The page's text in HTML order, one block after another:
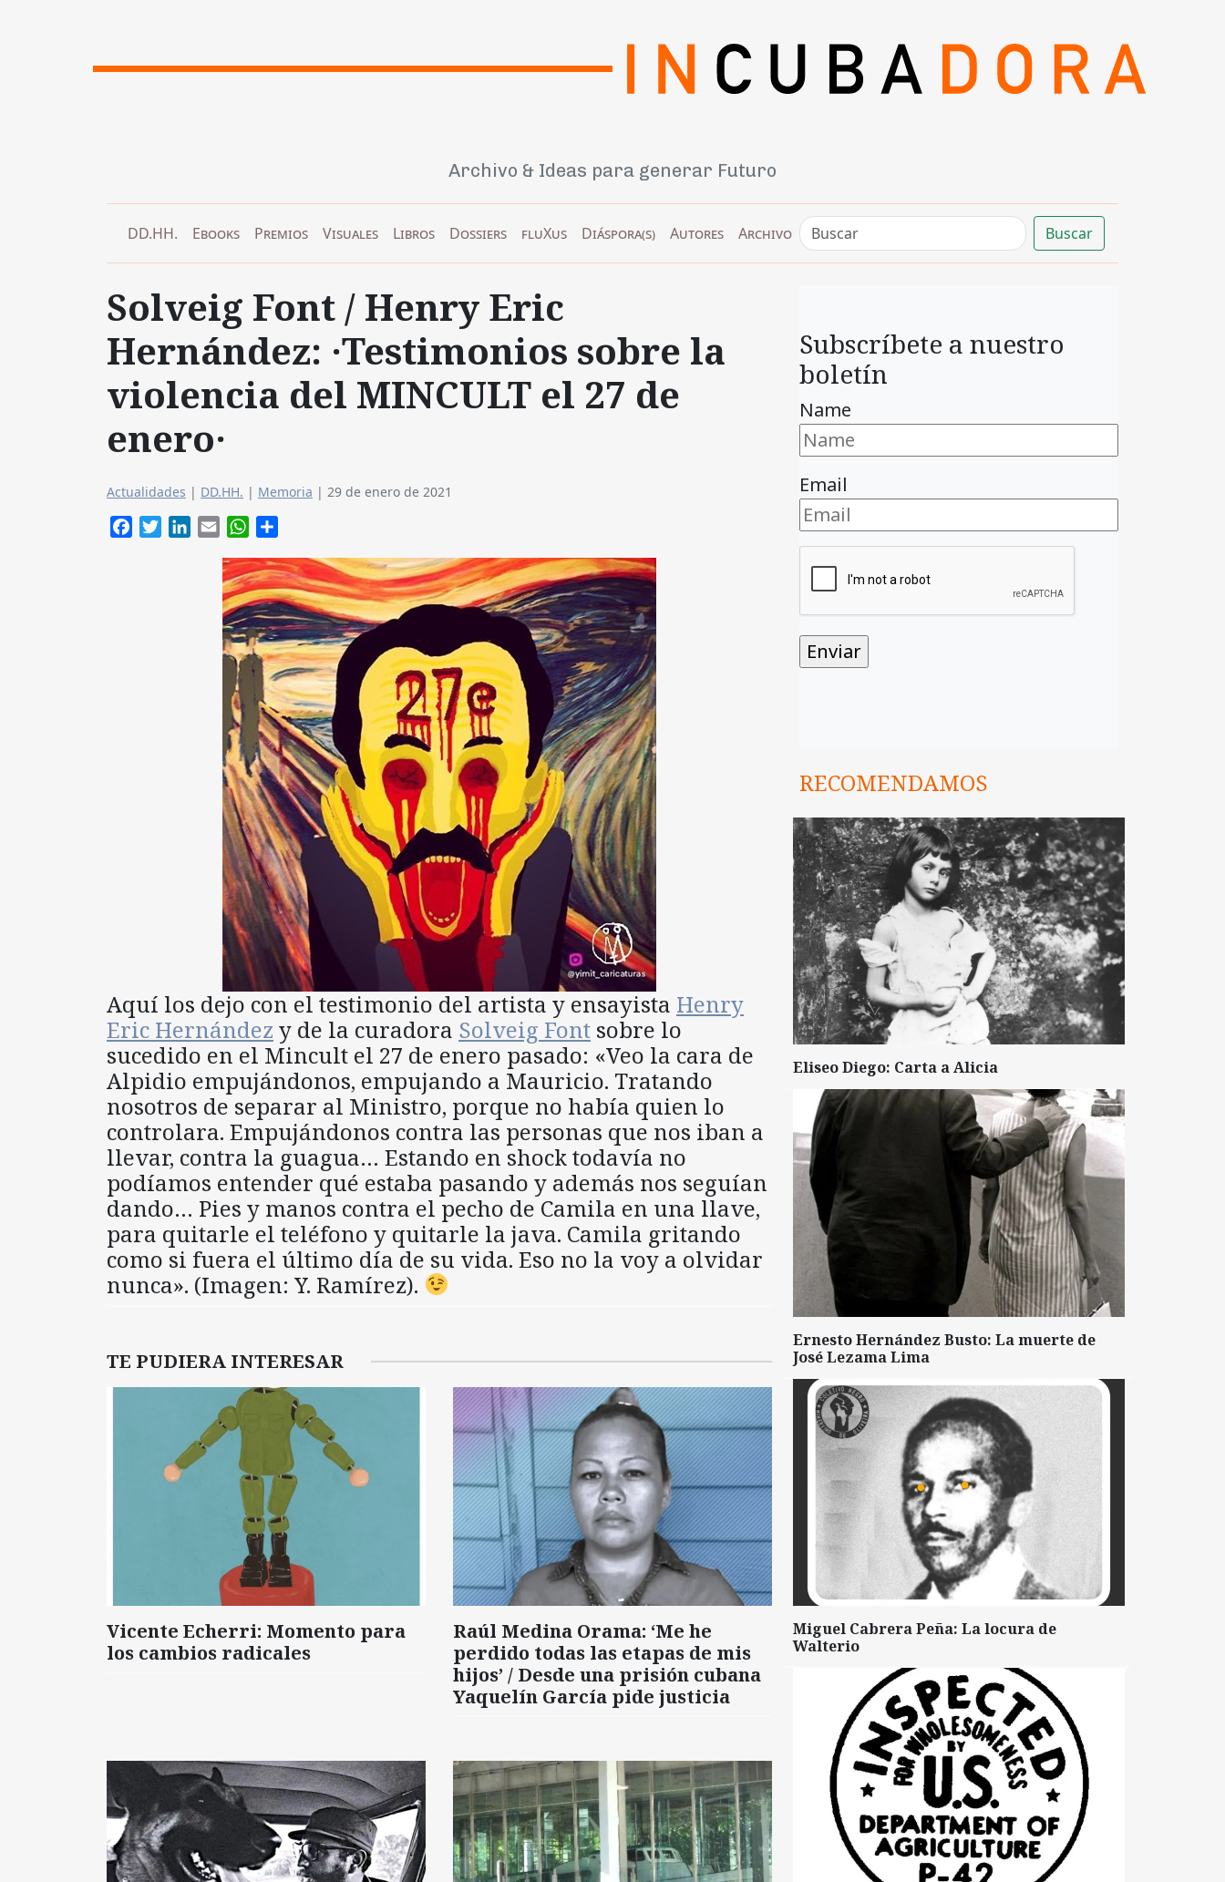
Archivo & Ideas para generar Futuro
DD.HH. Ebooks Premios Visuales Libros Dossiers fluXus Diáspora(s) Autores Archivo Buscar
Solveig Font / Henry Eric
Hernández: ·Testimonios sobre la
violencia del MINCULT el 27 de
enero·
Actualidades | DD.HH. | Memoria | 29 de enero de 2021
FacebookTwitterLinkedIn
Email WhatsApp
Aquí los dejo con el testimonio del artista y ensayista Henry
Eric Hernández y de la curadora Solveig Font sobre lo
sucedido en el Mincult el 27 de enero pasado: «Veo la cara de
Alpidio empujándonos, empujando a Mauricio. Tratando
nosotros de separar al Ministro, porque no había quien lo
controlara. Empujándonos contra las personas que nos iban a
llevar, contra la guagua… Estando en shock todavía no
podíamos entender qué estaba pasando y además nos seguían
dando… Pies y manos contra el pecho de Camila en una llave,
para quitarle el teléfono y quitarle la java. Camila gritando
como si fuera el último día de su vida. Eso no la voy a olvidar
nunca». (Imagen: Y. Ramírez).
TE PUDIERA INTERESAR
Vicente Echerri: Momento para
los cambios radicales
Raúl Medina Orama: ‘Me he
perdido todas las etapas de mis
hijos’ / Desde una prisión cubana
Yaquelín García pide justicia
Subscríbete a nuestro
boletín
Name
Email
RECOMENDAMOS
Eliseo Diego: Carta a Alicia
Ernesto Hernández Busto: La muerte de
José Lezama Lima
Miguel Cabrera Peña: La locura de
Walterio